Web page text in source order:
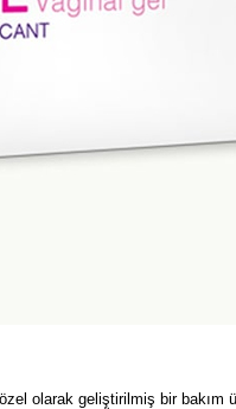
özel olarak geliştirilmiş bir